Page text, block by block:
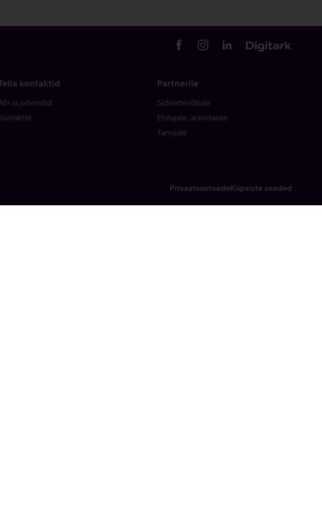
kontaktid
ja juhendid
Partnerile
Sideettevõtjale
Ehitajale, arendajale
Tarnijale
PrivaatsusteadeKüpsiste seaded